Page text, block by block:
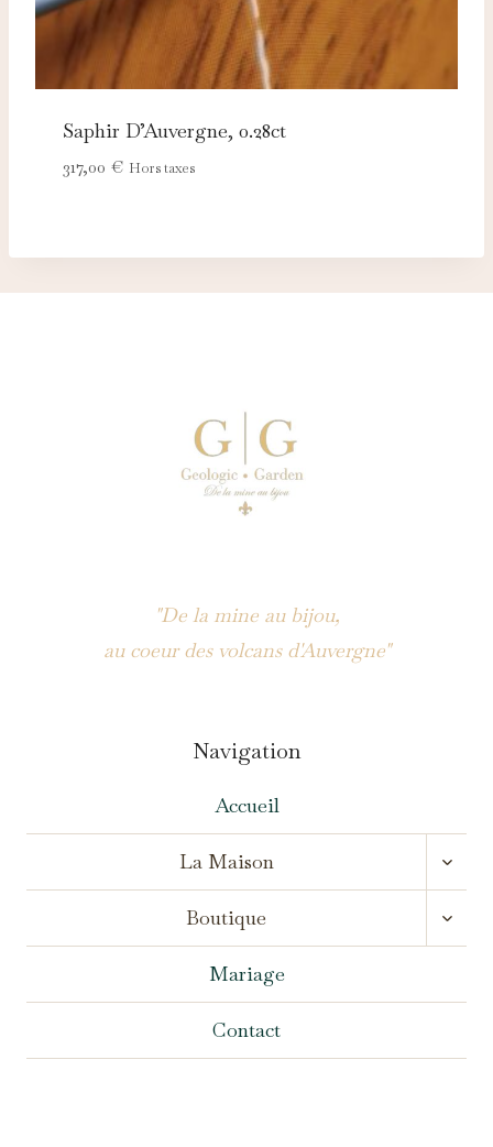
Saphir D’Auvergne, 0.28ct
317,00 € Hors taxes
"De la mine au bijou,
au coeur des volcans d'Auvergne"
Navigation
Accueil
La Maison
MENU
Boutique
MENU
Mariage
Contact